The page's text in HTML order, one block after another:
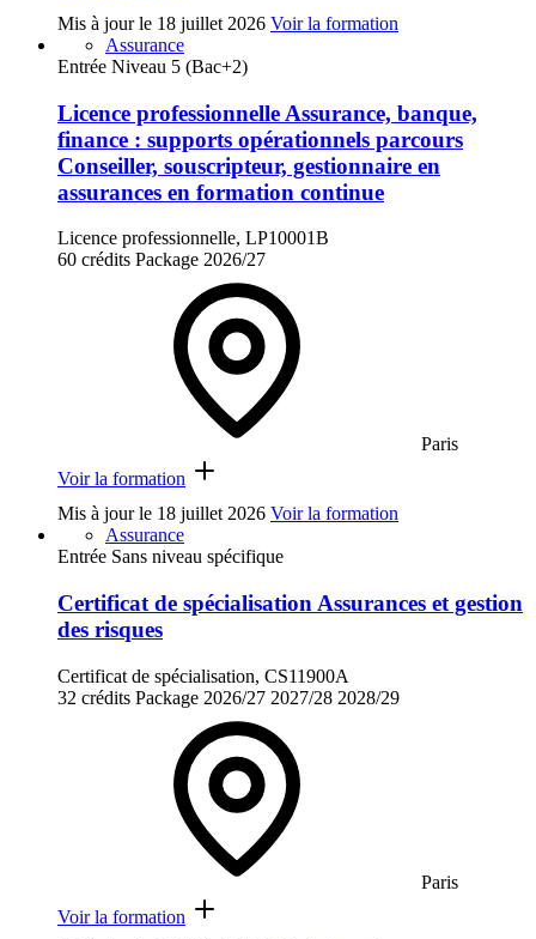
Mis à jour le 18 juillet 2026 Voir la formation
Assurance
Entrée Niveau 5 (Bac+2)
Licence professionnelle Assurance, banque,
finance : supports opérationnels parcours
Conseiller, souscripteur, gestionnaire en
assurances en formation continue
Licence professionnelle, LP10001B
60 crédits Package 2026/27
Paris
Voir la formation
Mis à jour le 18 juillet 2026 Voir la formation
Assurance
Entrée Sans niveau spécifique
Certificat de spécialisation Assurances et gestion
des risques
Certificat de spécialisation, CS11900A
32 crédits Package 2026/27 2027/28 2028/29
Paris
Voir la formation